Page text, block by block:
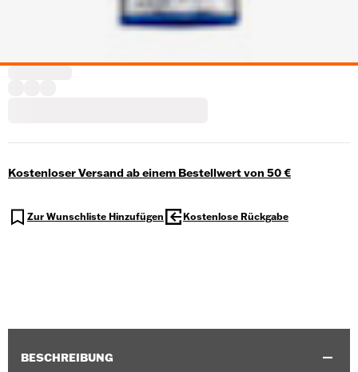
Kostenloser Versand ab einem Bestellwert von 50 €
Zur Wunschliste Hinzufügen Kostenlose Rückgabe
BESCHREIBUNG